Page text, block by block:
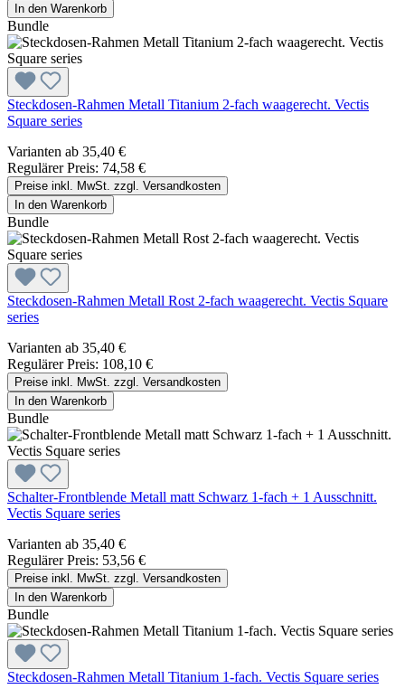
In den Warenkorb
Bundle
Steckdosen-Rahmen Metall Titanium 2-fach waagerecht. Vectis
Square series
Varianten ab 35,40 €
Regulärer Preis: 74,58 €
Preise inkl. MwSt. zzgl. Versandkosten
In den Warenkorb
Bundle
Steckdosen-Rahmen Metall Rost 2-fach waagerecht. Vectis Square
series
Varianten ab 35,40 €
Regulärer Preis: 108,10 €
Preise inkl. MwSt. zzgl. Versandkosten
In den Warenkorb
Bundle
Schalter-Frontblende Metall matt Schwarz 1-fach + 1 Ausschnitt.
Vectis Square series
Varianten ab 35,40 €
Regulärer Preis: 53,56 €
Preise inkl. MwSt. zzgl. Versandkosten
In den Warenkorb
Bundle
Steckdosen-Rahmen Metall Titanium 1-fach. Vectis Square series